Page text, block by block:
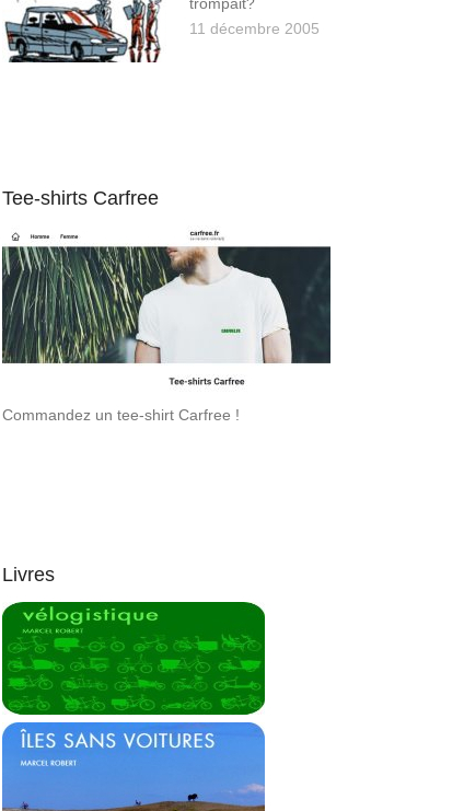
11 décembre 2005
Tee-shirts Carfree
Commandez un tee-shirt Carfree !
Livres